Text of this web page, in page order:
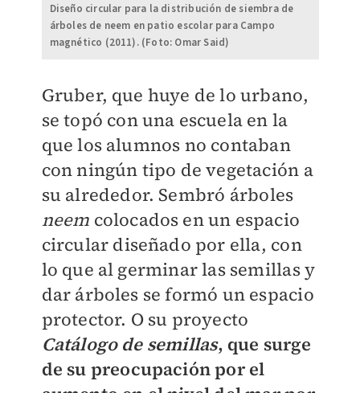
Diseño circular para la distribución de siembra de
árboles de neem en patio escolar para Campo
magnético (2011). (Foto: Omar Said)
Gruber, que huye de lo urbano,
se topó con una escuela en la
que los alumnos no contaban
con ningún tipo de vegetación a
su alrededor. Sembró árboles
neem colocados en un espacio
circular diseñado por ella, con
lo que al germinar las semillas y
dar árboles se formó un espacio
protector. O su proyecto
Catálogo de semillas, que surge
de su preocupación por el